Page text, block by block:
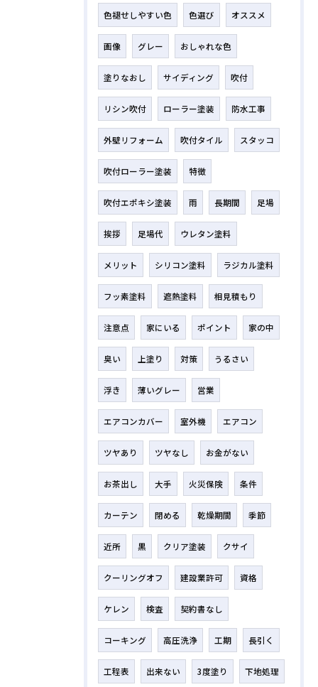
色褪せしやすい色 色選び オススメ
画像 グレー おしゃれな色
塗りなおし サイディング 吹付
リシン吹付 ローラー塗装 防水工事
外壁リフォーム 吹付タイル スタッコ
吹付ローラー塗装 特徴
吹付エポキシ塗装 雨 長期間 足場
挨拶 足場代 ウレタン塗料
メリット シリコン塗料 ラジカル塗料
フッ素塗料 遮熱塗料 相見積もり
注意点 家にいる ポイント 家の中
臭い 上塗り 対策 うるさい
浮き 薄いグレー 営業
エアコンカバー 室外機 エアコン
ツヤあり ツヤなし お金がない
お茶出し 大手 火災保険 条件
カーテン 閉める 乾燥期間 季節
近所 黒 クリア塗装 クサイ
クーリングオフ 建設業許可 資格
ケレン 検査 契約書なし
コーキング 高圧洗浄 工期 長引く
工程表 出来ない 3度塗り 下地処理